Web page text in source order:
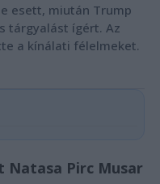
esett, miután Trump
tárgyalást ígért. Az
a kínálati félelmeket.
Pirc Musar